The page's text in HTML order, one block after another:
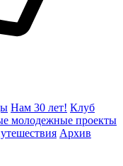
Нам 30 лет! Клуб
молодежные проекты
Архив